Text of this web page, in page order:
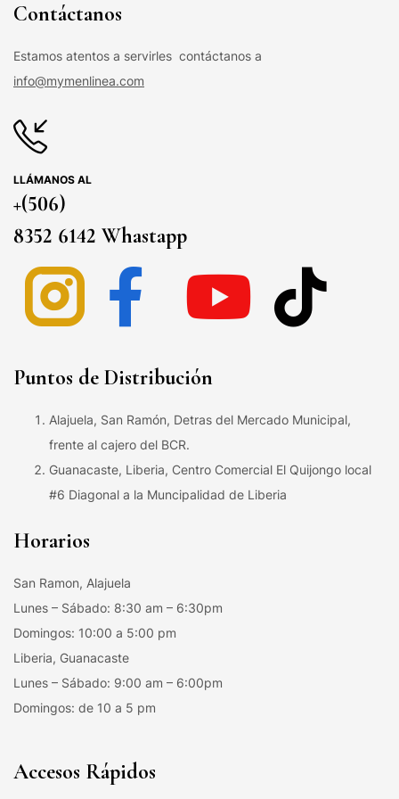
Contáctanos
Estamos atentos a servirles contáctanos a
info@mymenlinea.com
LLÁMANOS AL
+(506)
8352 6142 Whastapp
Puntos de Distribución
Alajuela, San Ramón, Detras del Mercado Municipal,
frente al cajero del BCR.
Guanacaste, Liberia, Centro Comercial El Quijongo local
#6 Diagonal a la Muncipalidad de Liberia
Horarios
San Ramon, Alajuela
Lunes – Sábado: 8:30 am – 6:30pm
Domingos: 10:00 a 5:00 pm
Liberia, Guanacaste
Lunes – Sábado: 9:00 am – 6:00pm
Domingos: de 10 a 5 pm
Accesos Rápidos